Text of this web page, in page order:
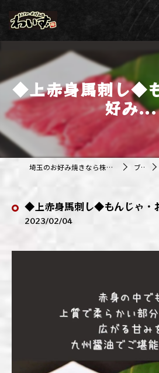
◆上赤身馬刺し◆
好み...
埼玉のお好み焼きなら株式会社アジルカンパニー ブログ
◆上赤身馬刺し◆もんじゃ・
2023/02/04